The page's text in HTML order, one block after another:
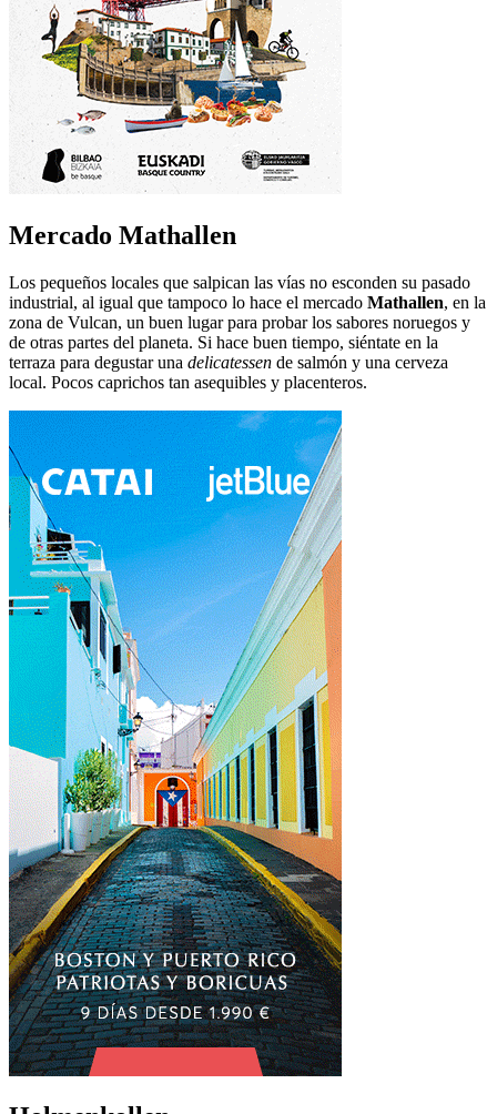
Mercado Mathallen
Los pequeños locales que salpican las vías no esconden su pasado
industrial, al igual que tampoco lo hace el mercado Mathallen, en la
zona de Vulcan, un buen lugar para probar los sabores noruegos y
de otras partes del planeta. Si hace buen tiempo, siéntate en la
terraza para degustar una delicatessen de salmón y una cerveza
local. Pocos caprichos tan asequibles y placenteros.